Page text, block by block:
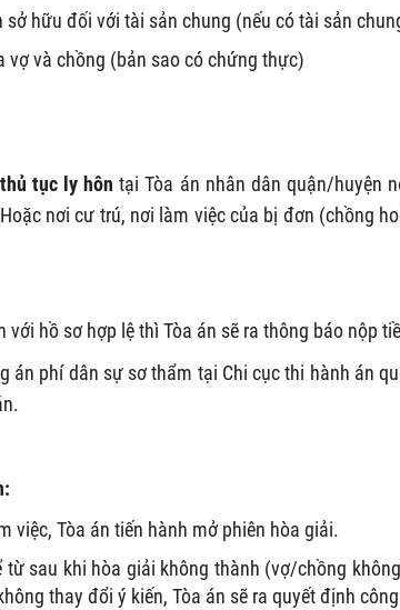
sở hữu đối với tài sản chung (nếu có tài sản
vợ và chồng (bản sao có chứng thực)
thủ tục ly hôn tại Tòa án nhân dân quận/huyện
nơi cư trú, nơi làm việc của bị đơn (chồng
với hồ sơ hợp lệ thì Tòa án sẽ ra thông báo nộp
án phí dân sự sơ thẩm tại Chi cục thi hành án
việc, Tòa án tiến hành mở phiên hòa giải.
từ sau khi hòa giải không thành (vợ/chồng
thay đổi ý kiến, Tòa án sẽ ra quyết định